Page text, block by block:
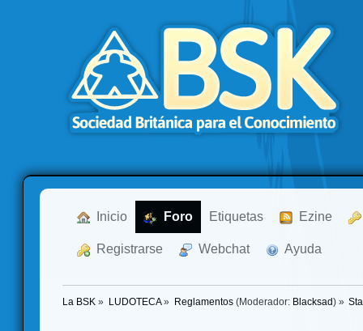
Inicio Foro Etiquetas Ezine
Registrarse Webchat Ayuda
La BSK » LUDOTECA» Reglamentos(Moderador: Blacksad ) »